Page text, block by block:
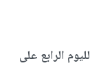
لليوم الرابع على